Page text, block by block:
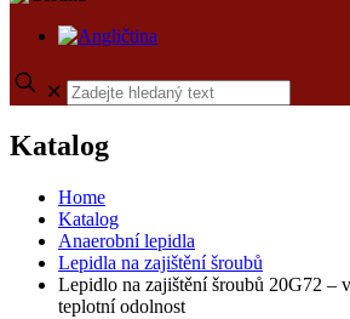
✕
Katalog
Home
Katalog
Anaerobní lepidla
Lepidla na zajištění šroubů
Lepidlo na zajištění šroubů 20G72 –
teplotní odolnost